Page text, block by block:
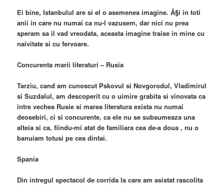
Ei bine, Istanbulul are si el o asemenea imagine. Â§i in toti
anii in care nu numai ca nu-l vazusem, dar nici nu prea
speram sa il vad vreodata, aceasta imagine traise in mine cu
naivitate si cu fervoare.
Concurenta marii literaturi – Rusia
Tarziu, cand am cunoscut Pskovul si Novgorodul, Vladimirul
si Suzdalul, am descoperit cu o uimire grabita si vinovata ca
intre vechea Rusie si marea literatura exista nu numai
deosebiri, ci si concurente, ca ele nu se subsumeaza una
alteia si ca, fiindu-mi atat de familiara cea de-a doua , nu o
banuiam totusi pe cea dintai.
Spania
Din intregul spectacol de corrida la care am asistat rascolita